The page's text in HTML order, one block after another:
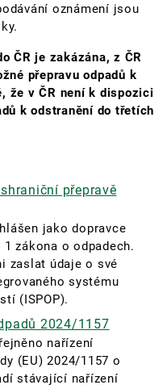
oznámení jsou
ČR je zakázána, z ČR
přepravu odpadů k
že v ČR není k dispozici
k odstranění do třetích
přepravě
jako dopravce
zákona o odpadech.
zaslat údaje o své
systému
(ISPOP).
2024/1157
nařízení
(EU) 2024/1157 o
stávající nařízení